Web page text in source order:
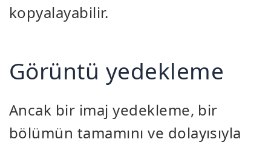
kopyalayabilir.
Görüntü yedekleme
Ancak bir imaj yedekleme, bir
bölümün tamamını ve dolayısıyla